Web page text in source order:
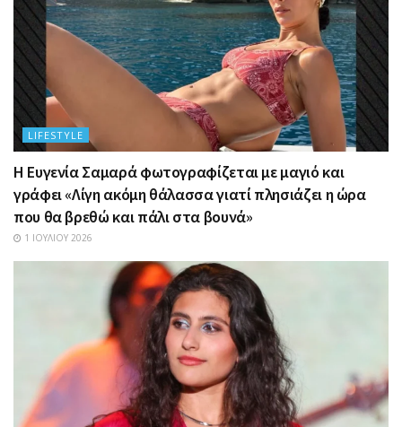
LIFESTYLE
Η Ευγενία Σαμαρά φωτογραφίζεται με μαγιό και
γράφει «Λίγη ακόμη θάλασσα γιατί πλησιάζει η ώρα
που θα βρεθώ και πάλι στα βουνά»
1 ΙΟΥΛΊΟΥ 2026